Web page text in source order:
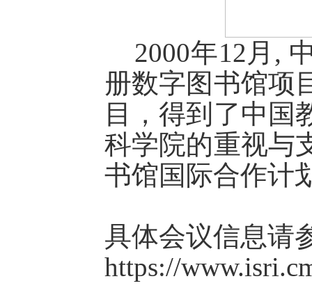
2000年12月,
册数字图书馆项
目，得到了中国
科学院的重视与
书馆国际合作计
具体会议信息请
https://